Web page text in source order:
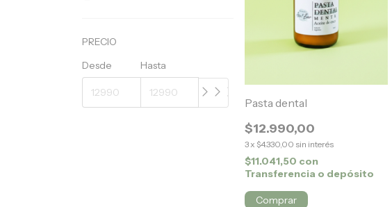
PRECIO
Desde
Hasta
Pasta dental
$12.990,00
3 x $4.330,00 sin interés
$11.041,50 con
Transferencia o depósito
Comprar